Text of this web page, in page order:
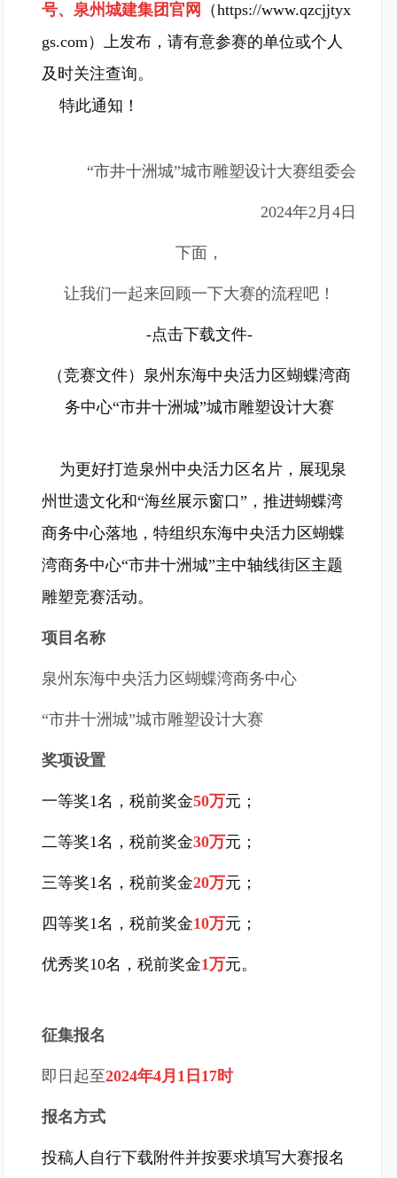
号、泉州城建集团官网
（https://www.qzcjjtyx
gs.com）上发布，请有意参赛的单位或个人
及时关注查询。
特此通知！
“市井十洲城”城市雕塑设计大赛组委会
2024年2月4日
下面，
让我们一起来回顾一下大赛的流程吧！
-点击下载文件-
（竞赛文件）泉州东海中央活力区蝴蝶湾商
务中心“市井十洲城”城市雕塑设计大赛
为更好打造泉州中央活力区名片，展现泉
州世遗文化和“海丝展示窗口”，推进蝴蝶湾
商务中心落地，特组织东海中央活力区蝴蝶
湾商务中心“市井十洲城”主中轴线街区主题
雕塑竞赛活动。
项目名称
泉州东海中央活力区蝴蝶湾商务中心
“市井十洲城”城市雕塑设计大赛
奖项设置
一等奖1名，税前奖金50万元；
二等奖1名，税前奖金30万元；
三等奖1名，税前奖金20万元；
四等奖1名，税前奖金10万元；
优秀奖10名，税前奖金1万元。
征集报名
即日起至2024年4月1日17时
报名方式
投稿人自行下载附件并按要求填写大赛报名